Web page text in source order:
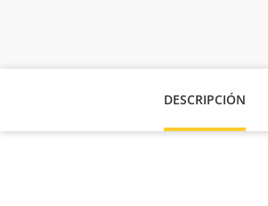
DESCRIPCIÓN